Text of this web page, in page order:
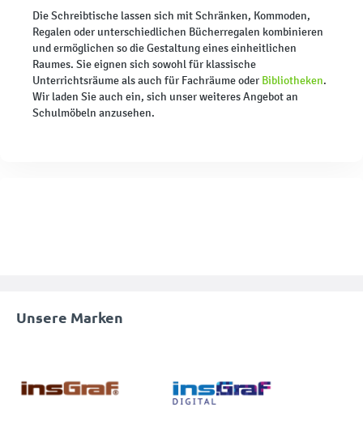
Die Schreibtische lassen sich mit Schränken, Kommoden,
Regalen oder unterschiedlichen Bücherregalen kombinieren
und ermöglichen so die Gestaltung eines einheitlichen
Raumes. Sie eignen sich sowohl für klassische
Unterrichtsräume als auch für Fachräume oder Bibliotheken.
Wir laden Sie auch ein, sich unser weiteres Angebot an
Schulmöbeln anzusehen.
Unsere Marken